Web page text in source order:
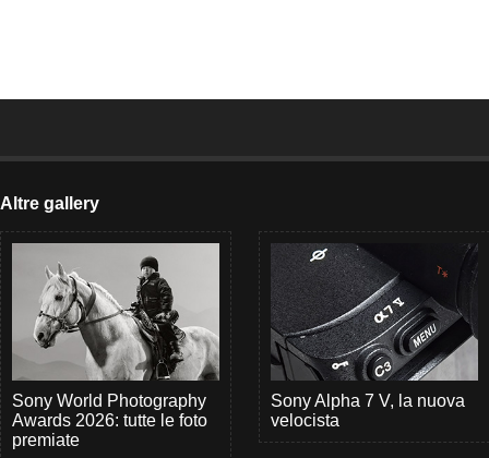
Altre gallery
Sony World Photography
Awards 2026: tutte le foto
premiate
Sony Alpha 7 V, la nuova
velocista